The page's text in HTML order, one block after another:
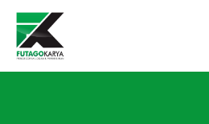
Skip to content